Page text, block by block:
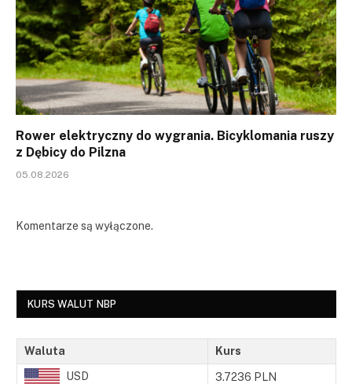
Rower elektryczny do wygrania. Bicyklomania ruszy
z Dębicy do Pilzna
05.08.2026
Komentarze są wyłączone.
KURS WALUT NBP
Waluta Kurs
USD 3.7236 PLN